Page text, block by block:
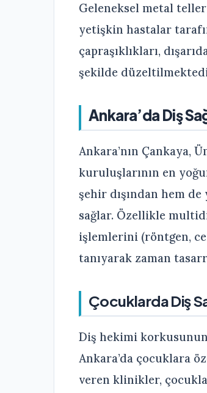
Geleneksel metal
yetişkin hastalar
çapraşıklıkları,
şekilde
Ankara’da Diş
Ankara’nın Çankaya,
kuruluşlarının en
şehir dışından hem
sağlar. Özellikle
işlemlerini (röntgen,
tanıyarak zaman
Çocuklarda Diş
Diş hekimi
Ankara’da çocuklara
veren klinikler,